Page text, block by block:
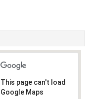
This page can't load
Google Maps